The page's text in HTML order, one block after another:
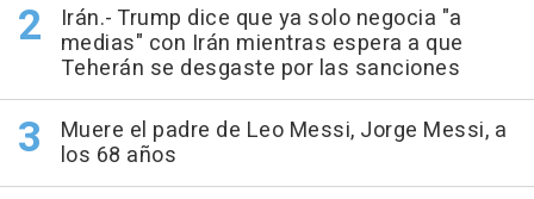
Irán.- Trump dice que ya solo negocia "a
medias" con Irán mientras espera a que
Teherán se desgaste por las sanciones
Muere el padre de Leo Messi, Jorge Messi, a
los 68 años